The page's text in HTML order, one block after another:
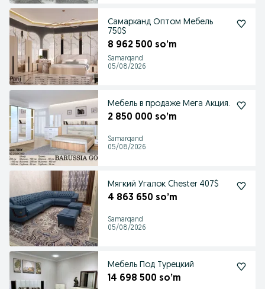
Самарканд Оптом Мебель
750$
8 962 500 so’m
Samarqand
05/08/2026
Мебель в продаже Мега Акция.
2 850 000 so’m
Samarqand
05/08/2026
Мягкий Угалок Chester 407$
4 863 650 so’m
Samarqand
05/08/2026
Мебель Под Турецкий
14 698 500 so’m